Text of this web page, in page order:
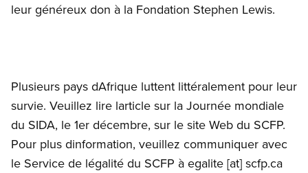
leur généreux don à la Fondation Stephen Lewis.
Plusieurs pays dAfrique luttent littéralement pour leur
survie. Veuillez lire larticle sur la Journée mondiale
du SIDA, le 1er décembre, sur le site Web du SCFP.
Pour plus dinformation, veuillez communiquer avec
le Service de légalité du SCFP à egalite [at] scfp.ca